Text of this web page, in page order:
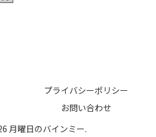
プライバシーポリシー
お問い合わせ
月曜日のバインミー.